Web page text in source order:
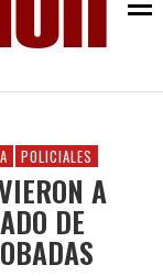
POLICIALES
A
DE